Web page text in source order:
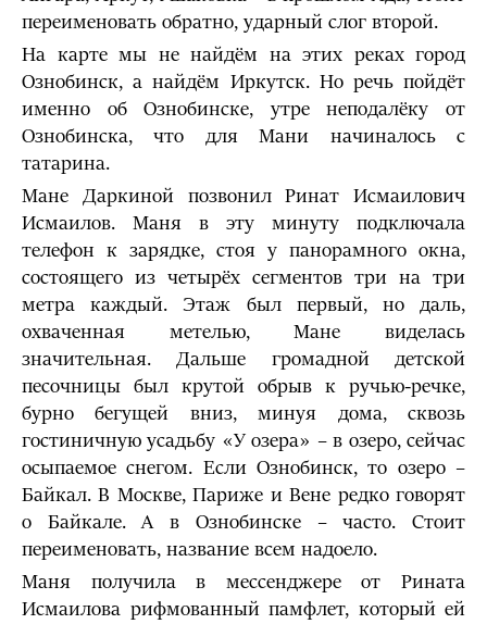
переименовать обратно, ударный слог второй.
На карте мы не найдём на этих реках город
Ознобинск, а найдём Иркутск. Но речь пойдёт
именно об Ознобинске, утре неподалёку от
Ознобинска, что для Мани начиналось с
татарина.
Мане Даркиной позвонил Ринат Исмаилович
Исмаилов. Маня в эту минуту подключала
телефон к зарядке, стоя у панорамного окна,
состоящего из четырёх сегментов три на три
метра каждый. Этаж был первый, но даль,
охваченная метелью, Мане виделась
значительная. Дальше громадной детской
песочницы был крутой обрыв к ручью-речке,
бурно бегущей вниз, минуя дома, сквозь
гостиничную усадьбу «У озера» – в озеро, сейчас
осыпаемое снегом. Если Ознобинск, то озеро –
Байкал. В Москве, Париже и Вене редко говорят
о Байкале. А в Ознобинске – часто. Стоит
переименовать, название всем надоело.
Маня получила в мессенджере от Рината
Исмаилова рифмованный памфлет, который ей